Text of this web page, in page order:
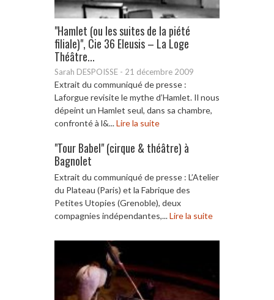
"Hamlet (ou les suites de la piété
filiale)", Cie 36 Eleusis – La Loge
Théâtre...
Sarah DESPOISSE - 21 décembre 2009
Extrait du communiqué de presse :
Laforgue revisite le mythe d’Hamlet. Il nous
dépeint un Hamlet seul, dans sa chambre,
confronté à l&...Lire la suite
"Tour Babel" (cirque & théâtre) à
Bagnolet
Extrait du communiqué de presse : L’Atelier
du Plateau (Paris) et la Fabrique des
Petites Utopies (Grenoble), deux
compagnies indépendantes,...Lire la suite